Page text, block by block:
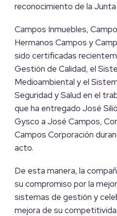
reconocimiento de la
Campos Inmuebles,
Hermanos Campos y
sido certificadas
Gestión de Calidad, el
Medioambiental y el
Seguridad y Salud en el
que ha entregado José
Gysco a José Campos,
Campos Corporación
acto.
De esta manera, la
su compromiso por la
sistemas de gestión y
mejora de su